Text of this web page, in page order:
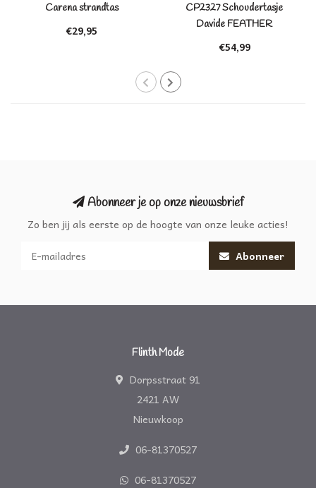
Carena strandtas
€29,95
CP2327 Schoudertasje
Davide FEATHER
€54,99
Abonneer je op onze nieuwsbrief
Zo ben jij als eerste op de hoogte van onze leuke acties!
Abonneer
Flinth Mode
Dorpsstraat 91
2421 AW
Nieuwkoop
06-81370527
06-81370527